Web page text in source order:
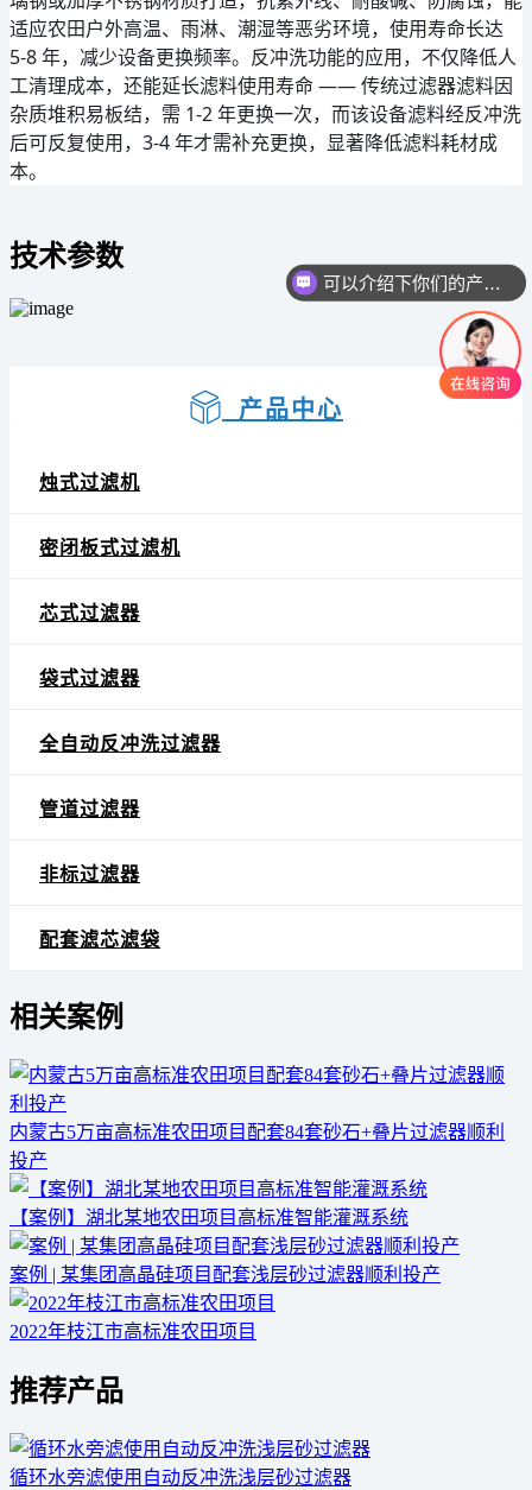
适应农田户外高温、雨淋、潮湿等恶劣环境，使用寿命长达
5-8 年，减少设备更换频率。反冲洗功能的应用，不仅降低人
工清理成本，还能延长滤料使用寿命 —— 传统过滤器滤料因
杂质堆积易板结，需 1-2 年更换一次，而该设备滤料经反冲洗
后可反复使用，3-4 年才需补充更换，显著降低滤料耗材成
本。
技术参数
产品中心
烛式过滤机
密闭板式过滤机
芯式过滤器
袋式过滤器
全自动反冲洗过滤器
管道过滤器
非标过滤器
配套滤芯滤袋
相关案例
内蒙古5万亩高标准农田项目配套84套砂石+叠片过滤器顺利
投产
【案例】湖北某地农田项目高标准智能灌溉系统
案例 | 某集团高晶硅项目配套浅层砂过滤器顺利投产
2022年枝江市高标准农田项目
推荐产品
循环水旁滤使用自动反冲洗浅层砂过滤器
你们是怎么收费的呢